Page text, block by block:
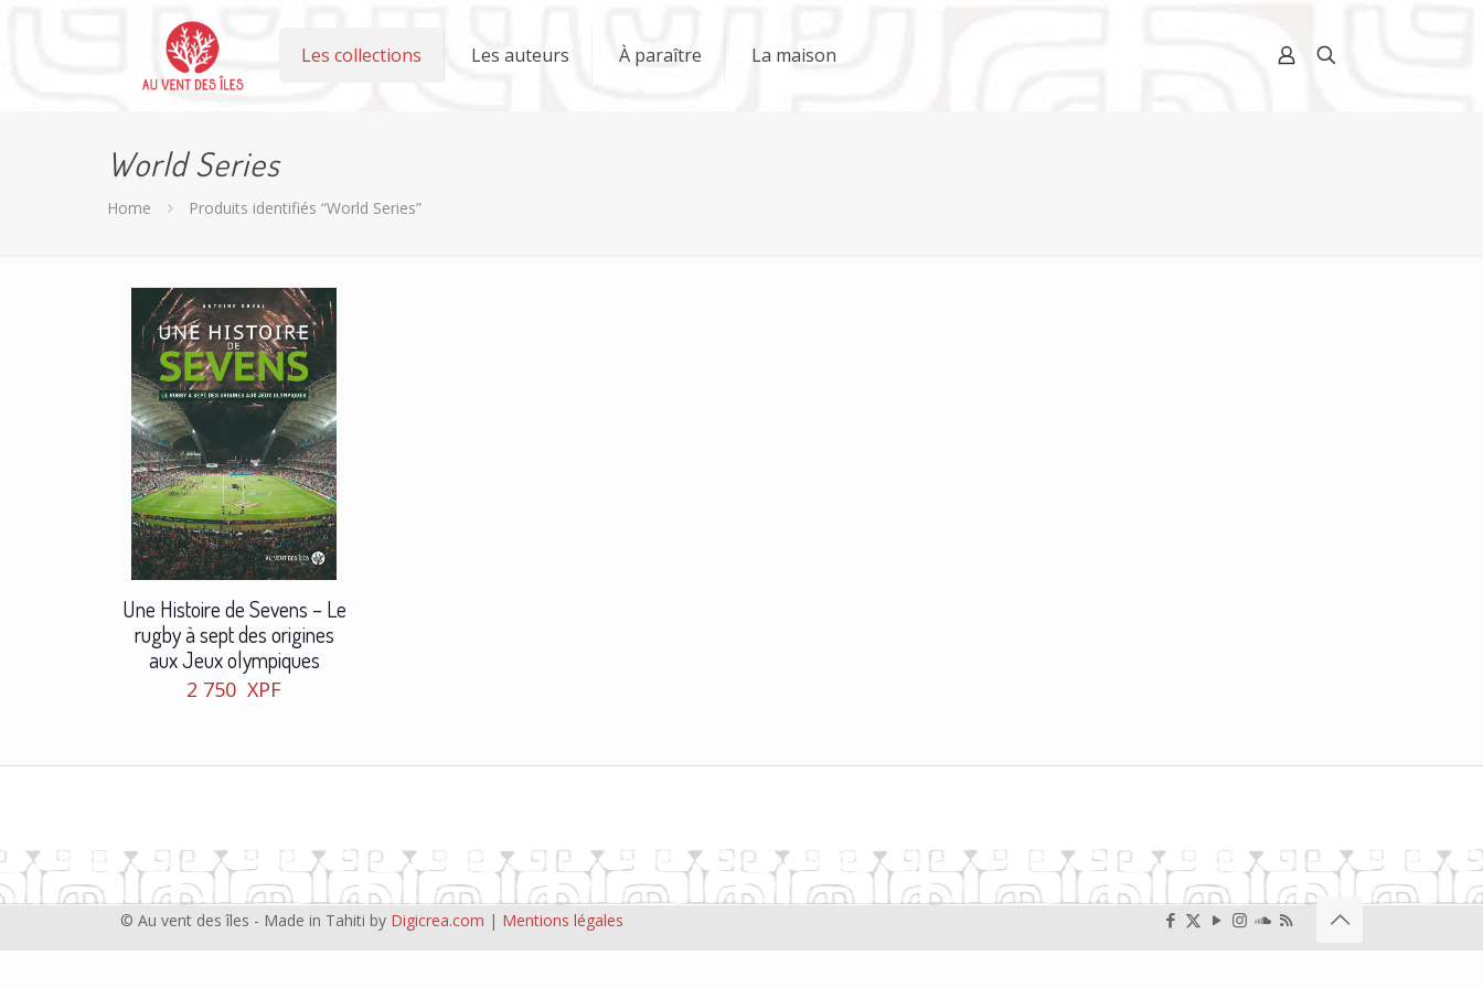
Les collections Les auteurs À paraître La maison
World Series
Home Produits identifiés “World Series”
Une Histoire de Sevens – Le
rugby à sept des origines
aux Jeux olympiques
2 750 XPF
© Au vent des îles - Made in Tahiti by Digicrea.com | Mentions légales